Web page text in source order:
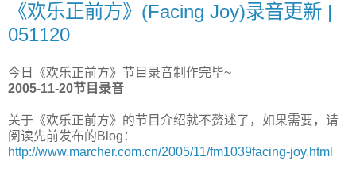
《欢乐正前方》(Facing Joy)录音更新 |
051120
今日《欢乐正前方》节目录音制作完毕~
2005-11-20节目录音
关于《欢乐正前方》的节目介绍就不赘述了，如果需要，请
阅读先前发布的Blog：
http://www.marcher.com.cn/2005/11/fm1039facing-joy.html